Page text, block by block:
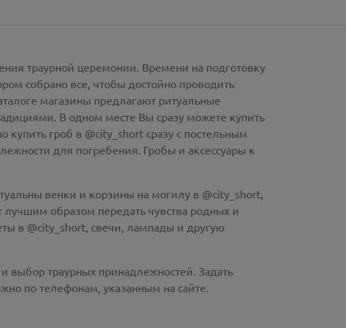
траурной церемонии. Времени на подготовку
собрано все, чтобы достойно проводить
магазины предлагают ритуальные
В одном месте Вы сразу можете купить
купить гроб в @city_short сразу с постельным
для погребения. Гробы и аксессуары к
венки и корзины на могилу в @city_short,
образом передать чувства родных и
в @city_short, свечи, лампады и другую
выбор траурных принадлежностей. Задать
по телефонам, указанным на сайте.